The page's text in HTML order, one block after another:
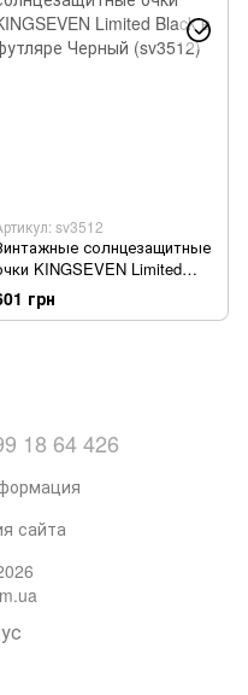
sv3512
солнцезащитные
KINGSEVEN Limited
в футляре Черный
грн
18 64 426
сайта